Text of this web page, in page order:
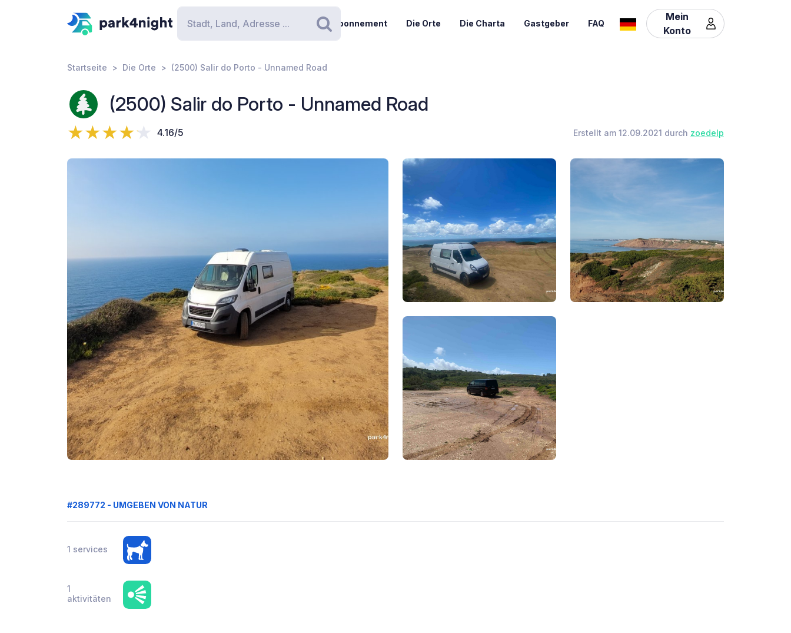
Suchen
Abonnement Die Orte Die Charta Gastgeber FAQ
Mein
Konto
Startseite Die Orte (2500) Salir do Porto - Unnamed Road
(2500) Salir do Porto - Unnamed Road
4.16/5 Erstellt am 12.09.2021 durch zoedelp
#289772 - UMGEBEN VON NATUR
1 services
1
aktivitäten